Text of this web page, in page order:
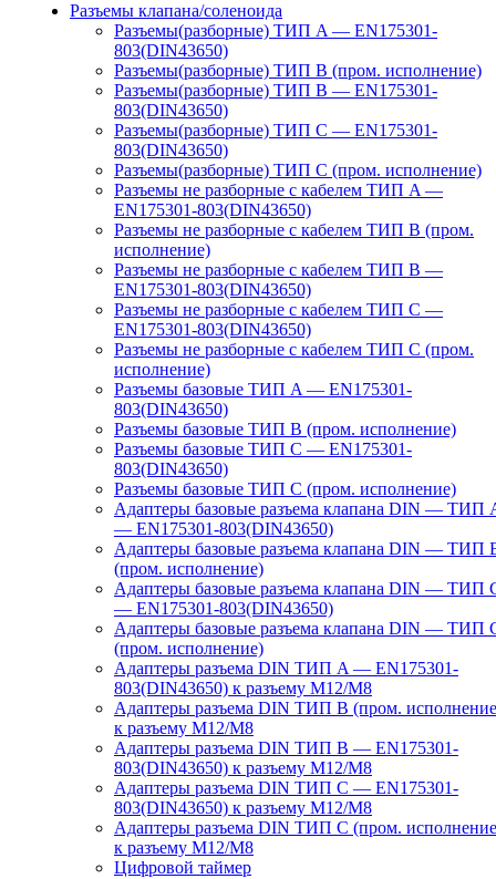
Разъемы клапана/соленоида
Разъемы(разборные) ТИП A — EN175301-
803(DIN43650)
Разъемы(разборные) ТИП В (пром. исполнение)
Разъемы(разборные) ТИП B — EN175301-
803(DIN43650)
Разъемы(разборные) ТИП C — EN175301-
803(DIN43650)
Разъемы(разборные) ТИП С (пром. исполнение)
Разъемы не разборные с кабелем ТИП A —
EN175301-803(DIN43650)
Разъемы не разборные с кабелем ТИП B (пром.
исполнение)
Разъемы не разборные с кабелем ТИП B —
EN175301-803(DIN43650)
Разъемы не разборные с кабелем ТИП C —
EN175301-803(DIN43650)
Разъемы не разборные с кабелем ТИП C (пром.
исполнение)
Разъемы базовые ТИП A — EN175301-
803(DIN43650)
Разъемы базовые ТИП В (пром. исполнение)
Разъемы базовые ТИП C — EN175301-
803(DIN43650)
Разъемы базовые ТИП C (пром. исполнение)
Адаптеры базовые разъема клапана DIN — ТИП
— EN175301-803(DIN43650)
Адаптеры базовые разъема клапана DIN — ТИП
(пром. исполнение)
Адаптеры базовые разъема клапана DIN — ТИП
— EN175301-803(DIN43650)
Адаптеры базовые разъема клапана DIN — ТИП
(пром. исполнение)
Адаптеры разъема DIN ТИП A — EN175301-
803(DIN43650) к разъему M12/M8
Адаптеры разъема DIN ТИП B (пром.
к разъему M12/M8
Адаптеры разъема DIN ТИП B — EN175301-
803(DIN43650) к разъему M12/M8
Адаптеры разъема DIN ТИП C — EN175301-
803(DIN43650) к разъему M12/M8
Адаптеры разъема DIN ТИП C (пром.
к разъему M12/M8
Цифровой таймер